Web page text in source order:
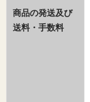
商品の発送及び
送料・手数料